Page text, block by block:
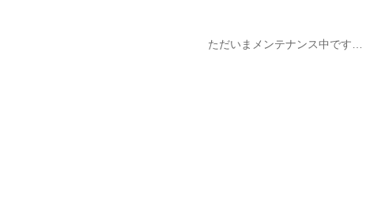
ただいまメンテナンス中です…